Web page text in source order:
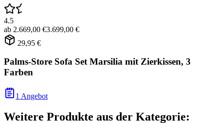
4.5
ab 2.669,00 €3.699,00 €
29,95 €
Palms-Store Sofa Set Marsilia mit Zierkissen, 3
Farben
1 Angebot
Weitere Produkte aus der Kategorie: